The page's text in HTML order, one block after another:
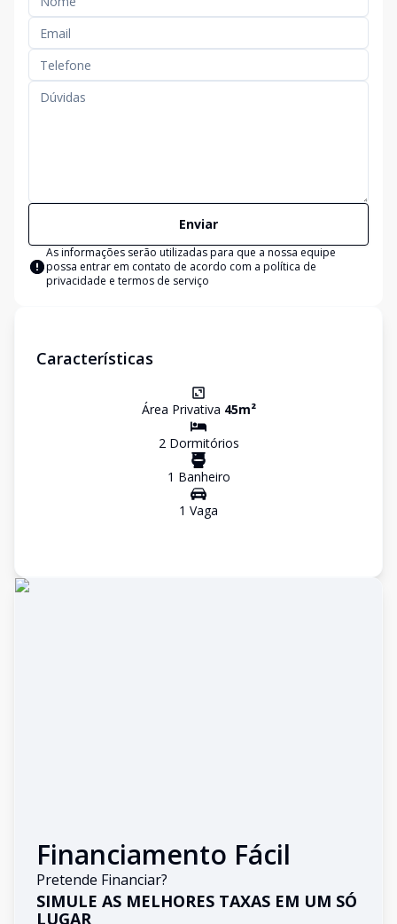
Enviar
As informações serão utilizadas para que a nossa equipe
possa entrar em contato de acordo com a política de
privacidade e termos de serviço
Características
Área Privativa 45m²
2Dormitórios
1 Banheiro
1 Vaga
Financiamento Fácil
Pretende Financiar?
SIMULE AS MELHORES TAXAS EM UM SÓ
LUGAR